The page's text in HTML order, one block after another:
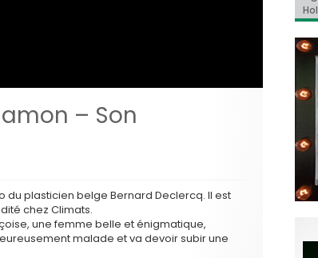
– Son
du plasticien belge Bernard Declercq. Il est
chez Climats.
une femme belle et énigmatique,
malade et va devoir subir une
du